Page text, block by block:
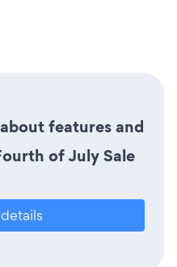
features and
of July Sale